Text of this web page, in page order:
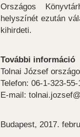
Országos
helyszínét ezután
kihirdeti.
További információ
Tolnai József
Telefon: 06-1-323-55-
E-mail:
Budapest, 2017.